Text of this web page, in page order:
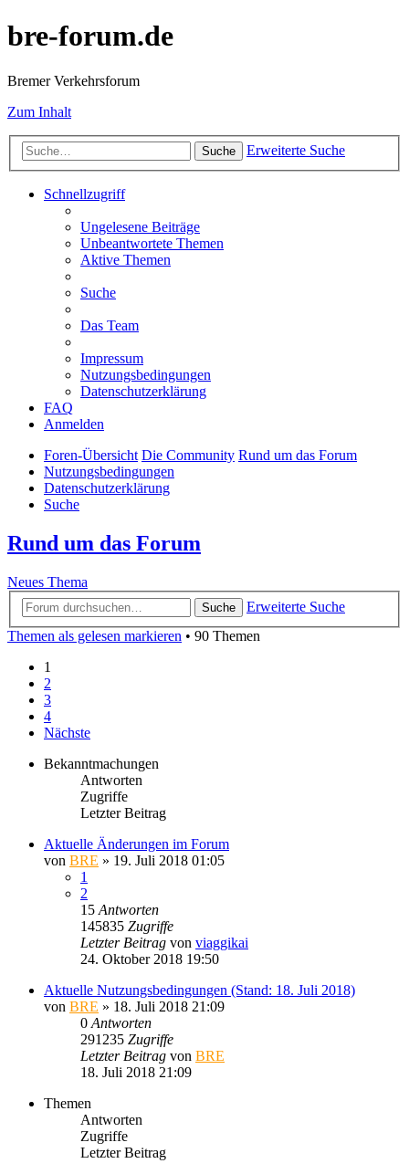
bre-forum.de
Bremer Verkehrsforum
Zum Inhalt
Suche Erweiterte Suche
Schnellzugriff
Ungelesene Beiträge
Unbeantwortete Themen
Aktive Themen
Suche
Das Team
Impressum
Nutzungsbedingungen
Datenschutzerklärung
FAQ
Anmelden
Foren-Übersicht Die Community Rund um das Forum
Nutzungsbedingungen
Datenschutzerklärung
Suche
Rund um das Forum
Neues Thema
Suche
Erweiterte Suche
Themen als gelesen markieren • 90 Themen
1
2
3
4
Nächste
Bekanntmachungen
Antworten
Zugriffe
Letzter Beitrag
Aktuelle Änderungen im Forum
von BRE » 19. Juli 2018 01:05
1
2
15 Antworten
145835 Zugriffe
Letzter Beitrag von viaggikai
24. Oktober 2018 19:50
Aktuelle Nutzungsbedingungen (Stand: 18. Juli 2018)
von BRE » 18. Juli 2018 21:09
0 Antworten
291235 Zugriffe
Letzter Beitrag von BRE
18. Juli 2018 21:09
Themen
Antworten
Zugriffe
Letzter Beitrag